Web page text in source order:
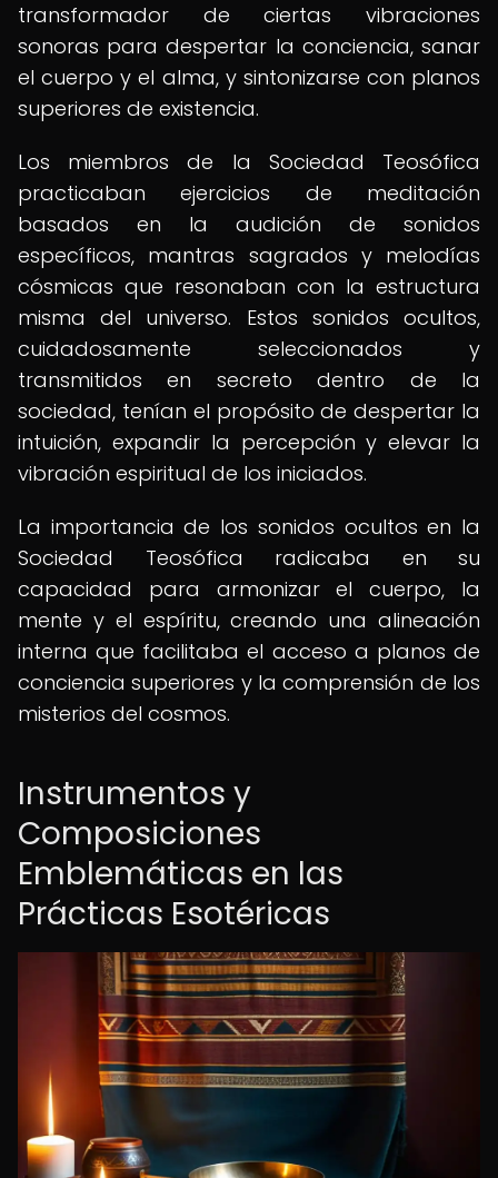
transformador de ciertas vibraciones
sonoras para despertar la conciencia, sanar
el cuerpo y el alma, y sintonizarse con planos
superiores de existencia.
Los miembros de la Sociedad Teosófica
practicaban ejercicios de meditación
basados en la audición de sonidos
específicos, mantras sagrados y melodías
cósmicas que resonaban con la estructura
misma del universo. Estos sonidos ocultos,
cuidadosamente seleccionados y
transmitidos en secreto dentro de la
sociedad, tenían el propósito de despertar la
intuición, expandir la percepción y elevar la
vibración espiritual de los iniciados.
La importancia de los sonidos ocultos en la
Sociedad Teosófica radicaba en su
capacidad para armonizar el cuerpo, la
mente y el espíritu, creando una alineación
interna que facilitaba el acceso a planos de
conciencia superiores y la comprensión de los
misterios del cosmos.
Instrumentos y
Composiciones
Emblemáticas en las
Prácticas Esotéricas